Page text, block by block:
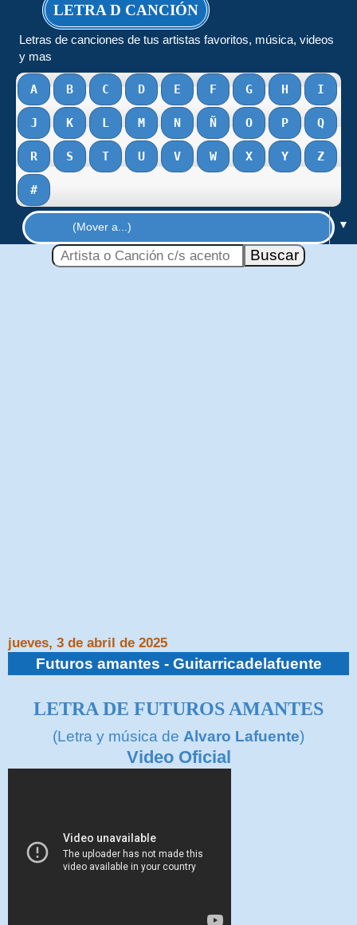
LETRA D CANCIÓN
Letras de canciones de tus artistas favoritos, música, videos
y mas
A B C D E F G H I
J K L M N Ñ O P Q
R S T U V W X Y Z
#
▼
jueves, 3 de abril de 2025
Futuros amantes - Guitarricadelafuente
LETRA DE FUTUROS AMANTES
(Letra y música de Alvaro Lafuente)
Video Oficial